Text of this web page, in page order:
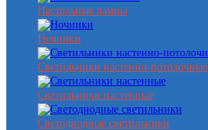
Настольные лампы
Ночники
Светильники настенно-потолочные
Светильники настенные
Светодиодные светильники